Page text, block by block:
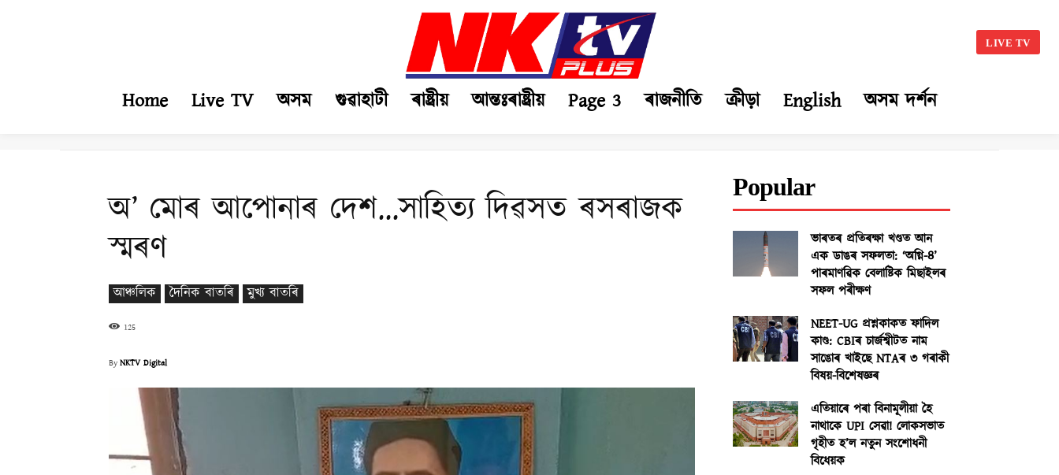
LIVE TV
Home Live TV অসম গুৱাহাটী ৰাষ্ট্ৰীয় আন্তঃৰাষ্ট্ৰীয় Page 3 ৰাজনীতি ক্ৰীড়া English অসম দৰ্শন
অ’ মোৰ আপোনাৰ দেশ…সাহিত্য দিৱসত ৰসৰাজক
স্মৰণ
আঞ্চলিক দৈনিক বাতৰি মুখ্য বাতৰি
125
ByNKTV Digital
Popular
ভাৰতৰ প্ৰতিৰক্ষা খণ্ডত আন
এক ডাঙৰ সফলতা: ‘অগ্নি-৪’
পাৰমাণৱিক বেলাষ্টিক মিছাইলৰ
সফল পৰীক্ষণ
NEET-UG প্ৰশ্নকাকত ফাদিল
কাণ্ড: CBIৰ চাৰ্জশ্বীটত নাম
সাঙোৰ খাইছে NTAৰ ৩ গৰাকী
বিষয়-বিশেষজ্ঞৰ
এতিয়াৰে পৰা বিনামূলীয়া হৈ
নাথাকে UPI সেৱা! লোকসভাত
গৃহীত হ’ল নতুন সংশোধনী
বিধেয়ক